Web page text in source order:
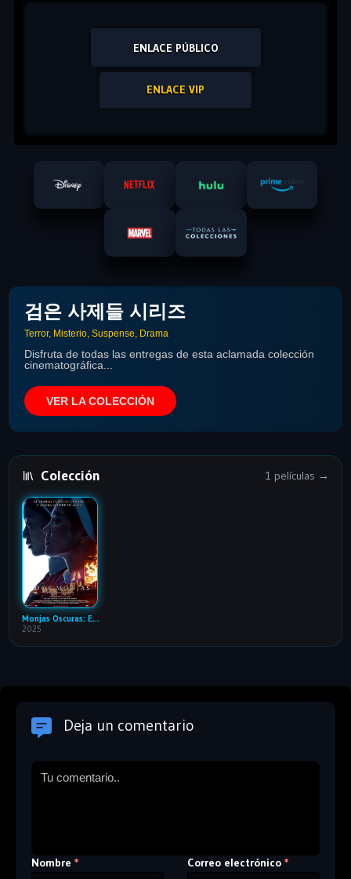
ENLACE PÚBLICO
ENLACE VIP
검은 사제들 시리즈
Terror, Misterio, Suspense, Drama
Disfruta de todas las entregas de esta aclamada colección
cinematográfica...
VER LA COLECCIÓN
Colección 1 películas →
Monjas Oscuras: Exorcismos Prohibidos
2025
Deja un comentario
Nombre * Correo electrónico *